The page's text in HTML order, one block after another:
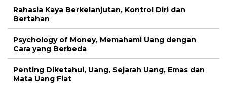
Rahasia Kaya Berkelanjutan, Kontrol Diri dan
Bertahan
Psychology of Money, Memahami Uang dengan
Cara yang Berbeda
Penting Diketahui, Uang, Sejarah Uang, Emas dan
Mata Uang Fiat